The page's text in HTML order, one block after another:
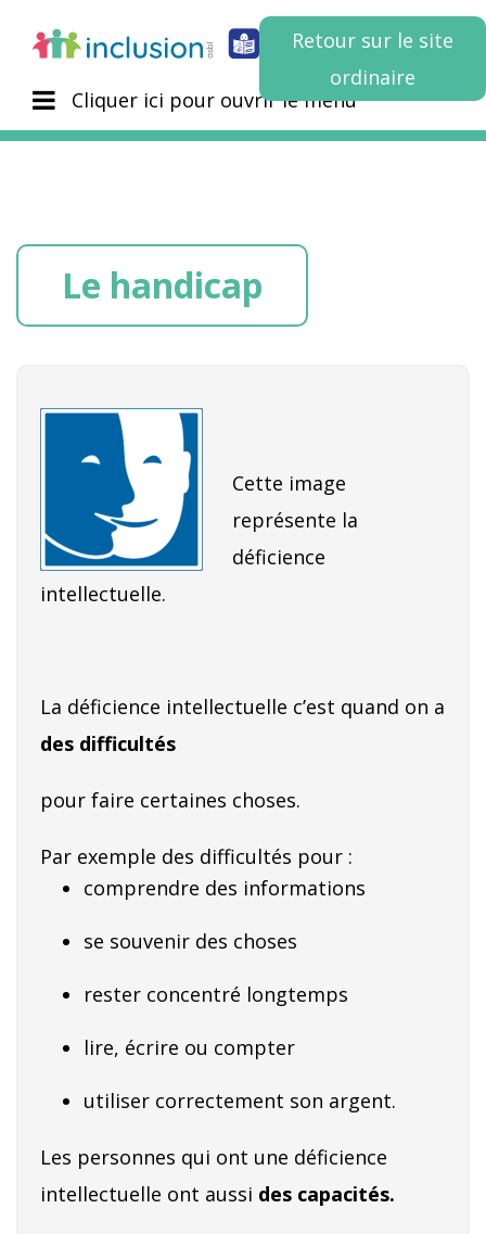
Retour sur le site
ordinaire
Cliquer ici pour ouvrir le menu
Le handicap
Cette image
représente la
déficience
intellectuelle.
La déficience intellectuelle c’est quand on a
des difficultés
pour faire certaines choses.
Par exemple des difficultés pour :
comprendre des informations
se souvenir des choses
rester concentré longtemps
lire, écrire ou compter
utiliser correctement son argent.
Les personnes qui ont une déficience
intellectuelle ont aussi des capacités.